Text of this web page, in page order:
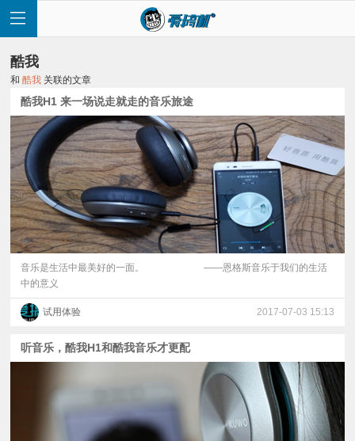
首
页
快
讯
评
测
酷我
和酷我 关联的文章
酷我H1 来一场说走就走的音乐旅途
音乐是生活中最美好的一面。 ——恩格斯音乐于我们的生活
中的意义
试用体验 2017-07-03 15:13
听音乐，酷我H1和酷我音乐才更配